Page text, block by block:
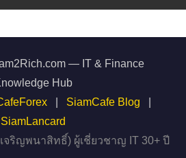
— IT & Finance
Hub
SiamCafe Blog
SiamLancard
ริญพนาสิทธิ์) ผู้เชี่ยวชาญ IT 30+ ปี